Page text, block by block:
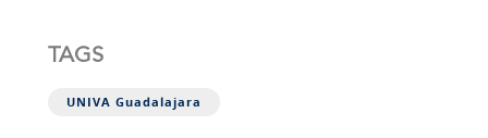
TAGS
UNIVA Guadalajara